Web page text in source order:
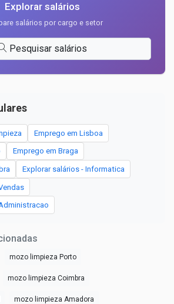
Explorar salários
salários por cargo e setor
Pesquisar salários
Emprego em Lisboa
Emprego em Braga
Explorar salários - Informatica
mozo limpieza Porto
mozo limpieza Coimbra
mozo limpieza Amadora